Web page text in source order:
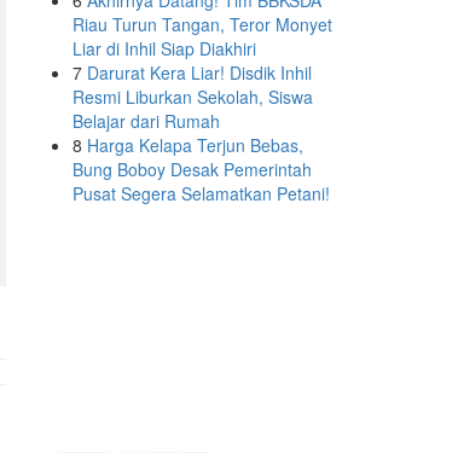
Riau Turun Tangan, Teror Monyet
Liar di Inhil Siap Diakhiri
7 Darurat Kera Liar! Disdik Inhil
Resmi Liburkan Sekolah, Siswa
Belajar dari Rumah
8 Harga Kelapa Terjun Bebas,
Bung Boboy Desak Pemerintah
Pusat Segera Selamatkan Petani!